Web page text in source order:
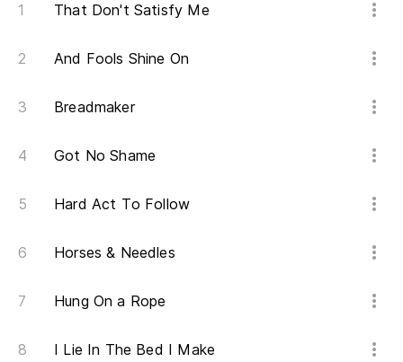
That Don't Satisfy Me
And Fools Shine On
Breadmaker
Got No Shame
Hard Act To Follow
Horses & Needles
Hung On a Rope
I Lie In The Bed I Make